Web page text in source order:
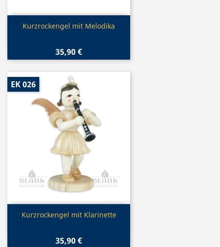
Vorschau
Kurzrockengel mit Melodika
35,90 €
Vorschau
Kurzrockengel mit Klarinette
35,90 €
EK 026